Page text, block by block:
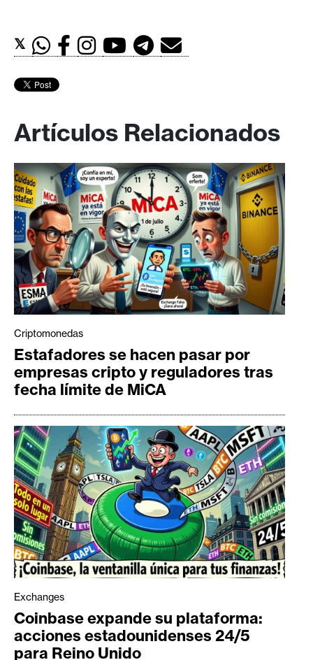
𝕏
Artículos Relacionados
Criptomonedas
Estafadores se hacen pasar por
empresas cripto y reguladores tras
fecha límite de MiCA
Exchanges
Coinbase expande su plataforma:
acciones estadounidenses 24/5
para Reino Unido